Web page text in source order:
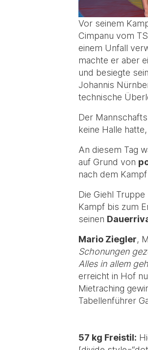
Vor seinem
Cimpanu vom
einem Unfall
machte er aber
und besiegte
Johannis
technische
Der
keine Halle
An diesem Tag
auf Grund von
nach dem
Die Giehl
Kampf bis zum
seinen
Mario Ziegler,
Schonungen
Alles in allem
erreicht in Hof
Mietraching
Tabellenführer
57 kg Freistil: